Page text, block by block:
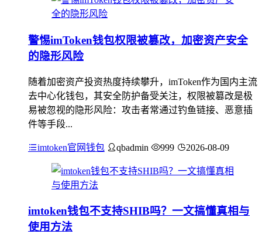
警惕imToken钱包权限被篡改，加密资产安全
的隐形风险
随着加密资产投资热度持续攀升，imToken作为国内主流
去中心化钱包，其安全防护备受关注，权限被篡改是极
易被忽视的隐形风险：攻击者常通过钓鱼链接、恶意插
件等手段...
imtoken官网钱包 qbadmin 999 2026-08-09
imtoken钱包不支持SHIB吗？一文搞懂真相与
使用方法